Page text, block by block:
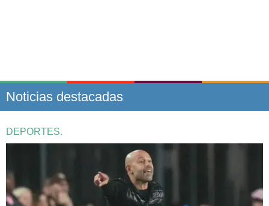
Noticias destacadas
DEPORTES.